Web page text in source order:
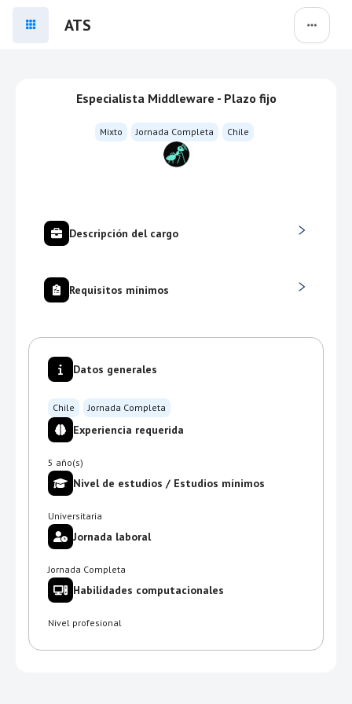
ATS
Especialista Middleware - Plazo fijo
Mixto Jornada Completa Chile
Descripción del cargo
Requisitos mínimos
Datos generales
Chile Jornada Completa
Experiencia requerida
5 año(s)
Nivel de estudios / Estudios mínimos
Universitaria
Jornada laboral
Jornada Completa
Habilidades computacionales
Nivel profesional